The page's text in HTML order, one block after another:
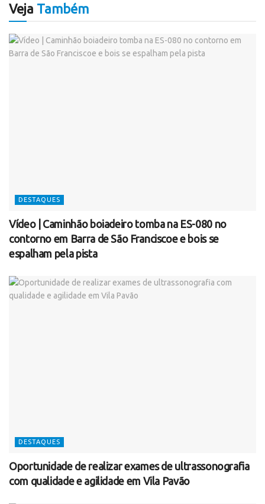
Veja Também
DESTAQUES
Vídeo | Caminhão boiadeiro tomba na ES-080 no
contorno em Barra de São Franciscoe e bois se
espalham pela pista
DESTAQUES
Oportunidade de realizar exames de ultrassonografia
com qualidade e agilidade em Vila Pavão